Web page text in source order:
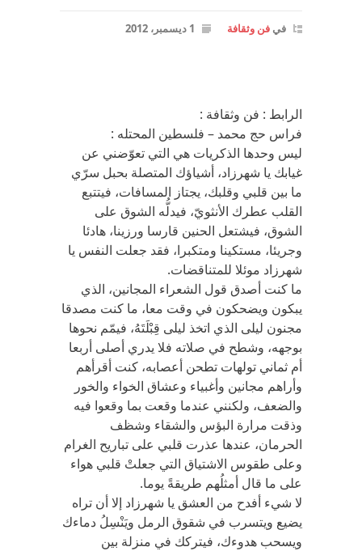
في فن وثقافة 1 ديسمبر، 2012
الرابط : فن وثقافة :
فراس حج محمد – فلسطين المحتله :
ليس وحدها الذكريات هي التي تعوّضني عن
غيابك يا شهرزاد، أشياؤك المتصلة بحبل سرّي
ما بين قلبي وقلبك، يجتاز المسافات، فيتتبع
القلب عطرك الأنثويّ، فيدلُّه الشوق على
الشوق، فيشتعل الحنين قارسا ورزينا، هادئا
وجريئا، مستكينا ومتكبرا، فقد جعلت النفس يا
شهرزاد موئلا للمتناقضات.
ما كنت أصدق قول الشعراء المجانين، الذي
يبكون ويضحكون في وقت معا، ما كنت مصدقا
مجنون ليلى الذي اتخذ ليلى قِبْلَتَهُ، فيمّم نحوها
بوجهه، وشطح في صلاته فلا يدري أصلى أربعا
أم ثماني تولهات تطحن أعصابه، كنت أقرأهم
وأراهم مجانين وأغبياء وعشاق الخواء والخور
والضعف، ولكنني عندما وقعت بما وقعوا فيه
وذقت مرارة البؤس والشقاء وشظف
الحرمان، عندها عذرت قلبي على تباريح الغرام
وعلى طقوس الاشتياق التي جعلتْ قلبي هواء
على ما قال أمثلُهم طريقةً يوما.
لا شيء أفدح من العشق يا شهرزاد إلا أن تراه
يضيع ويتسرب في شقوق الرمل ويَنْسِلُ دماءك
ويسحب هدوءك، فيتركك في منزلة بين